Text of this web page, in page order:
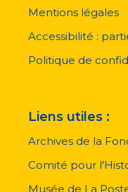
pied
page
Mentions légales
Accessibilité :
Politique de
Liens utiles :
Archives de la
Comité pour
Musée de La